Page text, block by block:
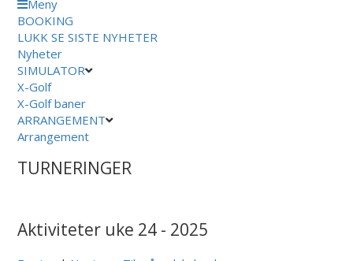
Meny
BOOKING
LUKK SE SISTE NYHETER
Nyheter
SIMULATOR
X-Golf
X-Golf baner
ARRANGEMENT
Arrangement
TURNERINGER
Aktiviteter uke 24 - 2025